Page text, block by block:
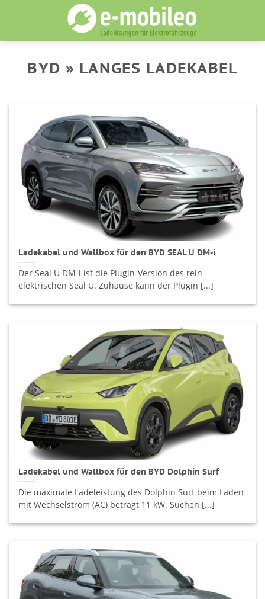
BYD » LANGES LADEKABEL
Ladekabel und Wallbox für den BYD SEAL U DM-i
Der Seal U DM-i ist die Plugin-Version des rein
elektrischen Seal U. Zuhause kann der Plugin [...]
Ladekabel und Wallbox für den BYD Dolphin Surf
Die maximale Ladeleistung des Dolphin Surf beim Laden
mit Wechselstrom (AC) beträgt 11 kW. Suchen [...]